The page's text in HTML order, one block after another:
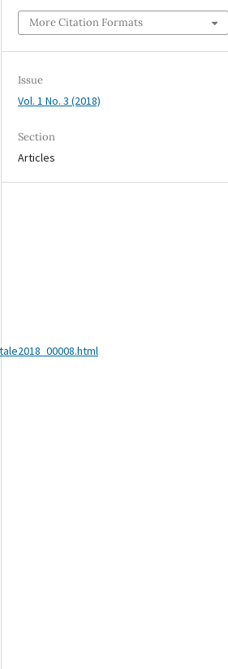
More Citation Formats
Issue
Vol. 1 No. 3 (2018)
Section
Articles